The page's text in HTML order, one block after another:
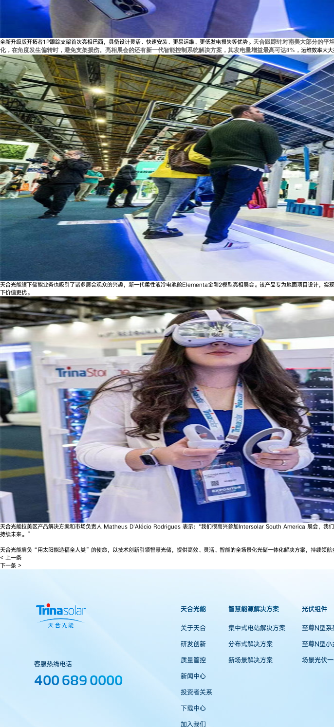
全新升级版开拓者1P跟踪支架首次亮相巴西，具备设计灵活、快速安装、更易运维、更低发电损失等优势。 天合跟踪针对南美大部分的平
化，在角度发生偏转时，避免支架损伤。亮相展会的还有新一代智能控制系统解决方案，其发电量增益最高可达8%， 运维效率大
天合光能旗下储能业务也吸引了诸多展会观众的兴趣，新一代柔性液冷电池舱Elementa金刚2模型亮相展会。该产品专为地面项目设计，
下价值更优。
天合光能拉美区产品解决方案和市场负责人 Matheus D'Alécio Rodrigues 表示："我们很高兴参加Intersolar South America 展会，我们
持续未来。”
天合光能肩负“用太阳能造福全人类”的使命，以技术创新引领智慧光储，提供高效、灵活、智能的全场景化光储一体化解决方案，持续领航
< 上一条
下一条 >
客服热线电话
400 689 0000
天合光能
关于天合
研发创新
质量管控
新闻中心
投资者关系
下载中心
加入我们
智慧能源解决方案
集中式电站解决方案
分布式解决方案
新场景解决方案
光伏组件
至尊N型系
至尊N型小
场景光伏